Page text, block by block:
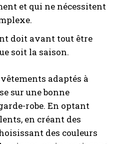
et qui ne nécessitent
doit avant tout être
soit la saison.
adaptés à
sur une bonne
robe. En optant
en créant des
des couleurs